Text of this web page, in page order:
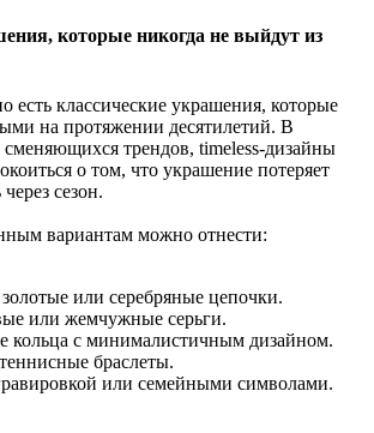
которые никогда не выйдут из
есть классические украшения, которые
на протяжении десятилетий. В
сменяющихся трендов, timeless-дизайны
о том, что украшение потеряет
сезон.
вариантам можно отнести:
или серебряные цепочки.
или жемчужные серьги.
кольца с минималистичным дизайном.
браслеты.
или семейными символами.